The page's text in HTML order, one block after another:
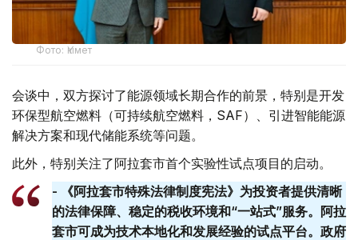
Фото: Үкімет
会谈中，双方探讨了能源领域长期合作的前景，特别是开发
环保型航空燃料（可持续航空燃料，SAF）、引进智能能源
解决方案和现代储能系统等问题。
此外，特别关注了阿拉套市首个实验性试点项目的启动。
- 《阿拉套市特殊法律制度宪法》为投资者提供清晰
的法律保障、稳定的税收环境和“一站式”服务。阿拉
套​​市可成为技术本地化和发展经验的试点平台。政府